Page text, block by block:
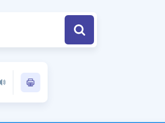
ÖSYM Sınavları Tek Takvimde
YÖKDİL Tüm Sınavlarla İlgili Haberler
Gramer